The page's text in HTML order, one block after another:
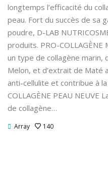
longtemps l’efficacité du
peau. Fort du succès de sa
poudre, D-LAB
produits. PRO-
un type de collagène marin,
Melon, et d’extrait de Maté
anti-cellulite et contribue à
COLLAGÈNE PEAU NEUVE
de collagène…
Array 140